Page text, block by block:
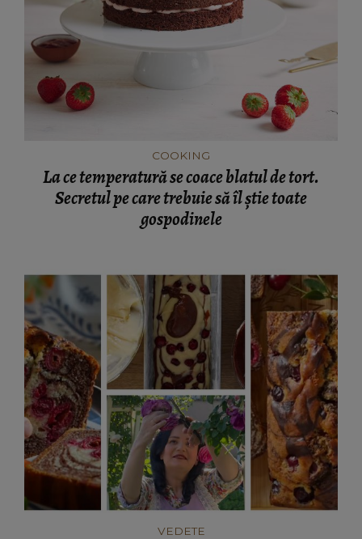
COOKING
La ce temperatură se coace blatul de tort.
Secretul pe care trebuie să îl știe toate
gospodinele
VEDETE